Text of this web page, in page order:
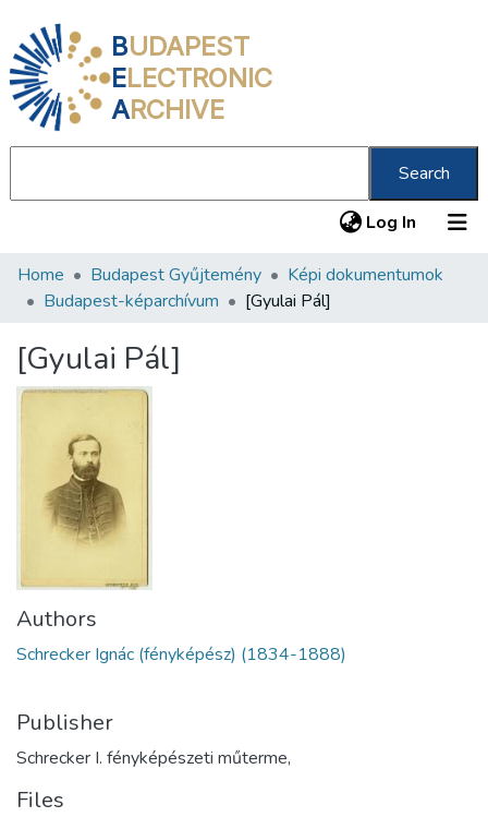
BUDAPEST
ELECTRONIC
ARCHIVE
Search
Log In (current)
Communities & Collections
Statistics
About us
Home Budapest Gyűjtemény
Képi dokumentumok
Budapest-képarchívum
[Gyulai Pál]
[Gyulai Pál]
Authors
Schrecker Ignác (fényképész) (1834-1888)
Publisher
Schrecker I. fényképészeti műterme,
Files